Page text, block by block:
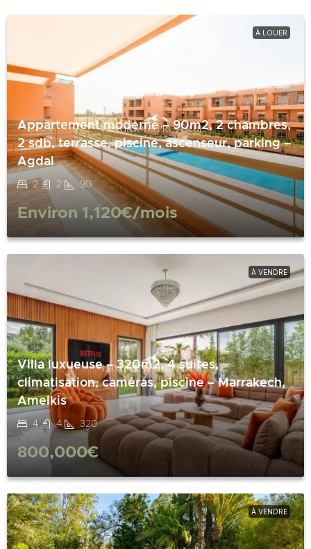
À LOUER
Appartement moderne – 90m2, 2 chambres,
2 sdb, terrasse, piscine, ascenseur, parking –
Agdal
2 2 90
Environ 1,120€/mois
À VENDRE
Villa luxueuse – 320m2, 4 suites,
climatisation, caméras, piscine – Marrakech,
Amelkis
4 4 320
800,000€
À VENDRE